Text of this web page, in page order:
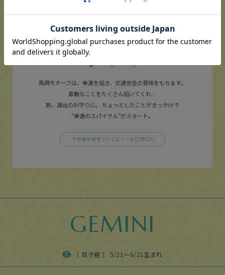
tax in） K10ダイヤモンドブレスレット
馬蹄モチーフは、幸運を招き、交通安全の意味をもちます。
素敵なことをたくさん招いてくれ、
旅、遠出のお守りに。
ちょっとしたことがきっかけで
“幸運のスパイラル”がスタート。
GEMINI
［ 双子座 ］ 5/21〜6/21生まれ